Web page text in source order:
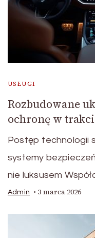
USŁUGI
Rozbudowane
ochronę w
Postęp technologii
systemy
nie luksusem
Admin 3 marca 2026